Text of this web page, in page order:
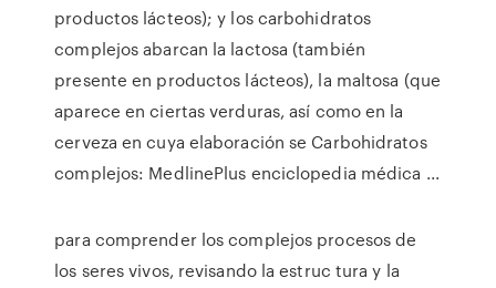
productos lácteos); y los carbohidratos
complejos abarcan la lactosa (también
presente en productos lácteos), la maltosa (que
aparece en ciertas verduras, así como en la
cerveza en cuya elaboración se Carbohidratos
complejos: MedlinePlus enciclopedia médica ...
para comprender los complejos procesos de
los seres vivos, revisando la estruc­ tura y la